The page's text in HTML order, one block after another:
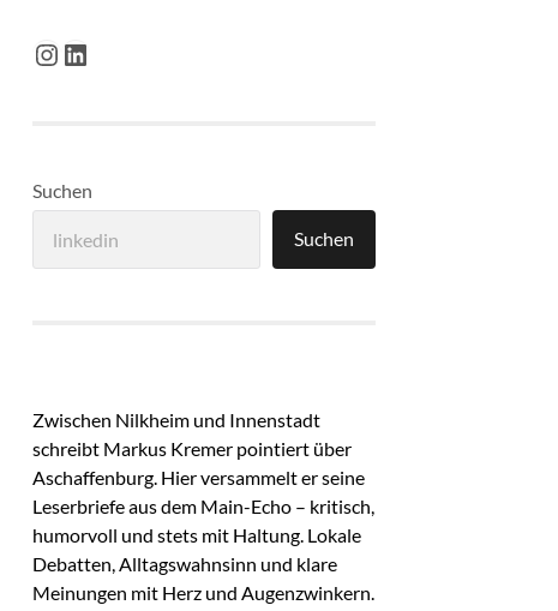
Instagram
LinkedIn
Suchen
Suchen
Zwischen Nilkheim und Innenstadt
schreibt Markus Kremer pointiert über
Aschaffenburg. Hier versammelt er seine
Leserbriefe aus dem Main-Echo – kritisch,
humorvoll und stets mit Haltung. Lokale
Debatten, Alltagswahnsinn und klare
Meinungen mit Herz und Augenzwinkern.